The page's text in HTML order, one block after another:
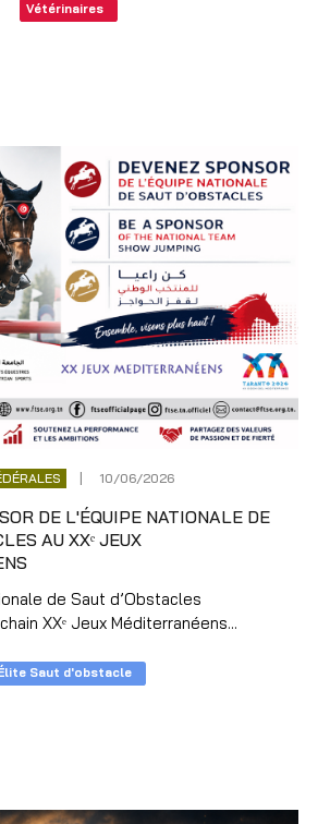
Vétérinaires
10/06/2026
DE L'ÉQUIPE NATIONALE DE
AU XXᵉ JEUX
de Saut d’Obstacles
XXᵉ Jeux Méditerranéens...
Saut d'obstacle